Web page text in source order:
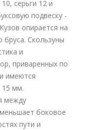
серьги 12 и
подвеску -
опирается на
бруса. Скользуны
и
приваренных по
имеются
15 мм.
между
боковое
пути и